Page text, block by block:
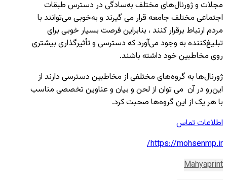
مجلات و ژورنال‌های مختلف به‌سادگی در دسترس طبقات
اجتماعی مختلف جامعه قرار می گیرند و به‌خوبی می‌توانند با
مردم ارتباط برقرار کنند ، بنابراین فرصت بسیار خوبی برای
تبلیغ‌کننده به وجود می‌آورد که دسترسی و تأثیرگذاری بیشتری
روی مخاطبین خود داشته باشند.
ژورنال‌ها به گروه‌های مختلفی از مخاطبین دسترسی دارند از
این‌رو در آن می توان از لحن و بیان و عناوین تخصصی مناسب
با هر یک از این گروه‌ها صحبت کرد.
اطلاعات تماس
https://mohsenmp.ir/
Mahyaprint